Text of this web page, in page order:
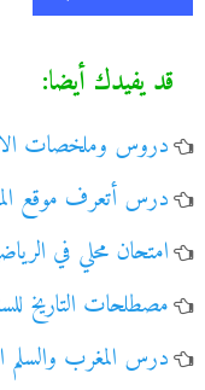
قد يفيدك أيضا:
دروس وملخصات
درس أتعرف موقع
امتحان محلي في
مصطلحات التاريخ
درس المغرب والسلم